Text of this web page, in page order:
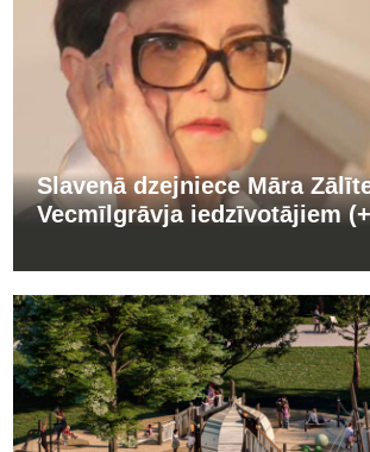
Slavenā dzejniece Māra
Vecmīlgrāvja iedzīvotājiem